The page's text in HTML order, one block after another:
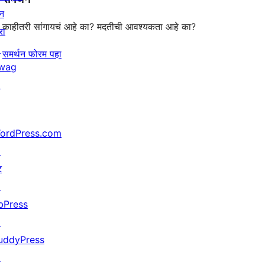
काहीतरी सांगायचं आहे का? मदतीची आवश्यकता आहे का?
समर्थन फोरम पहा